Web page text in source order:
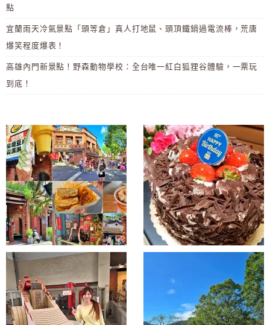
點
宜蘭雨天冷氣景點「頭等倉」真人打地鼠、頭頂鐵鍋過電流棒，荒唐
爆笑程度爆表！
高雄內門新景點！野森動物學校：全台唯一紅白狐狸谷體驗，一票玩
到底！